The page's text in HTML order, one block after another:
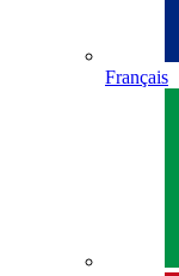
Français